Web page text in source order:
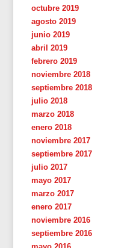
octubre 2019
agosto 2019
junio 2019
abril 2019
febrero 2019
noviembre 2018
septiembre 2018
julio 2018
marzo 2018
enero 2018
noviembre 2017
septiembre 2017
julio 2017
mayo 2017
marzo 2017
enero 2017
noviembre 2016
septiembre 2016